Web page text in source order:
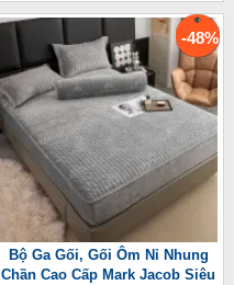
-48%
Bộ Ga Gối, Gối Ôm Nỉ Nhung
Chần Cao Cấp Mark Jacob Siêu